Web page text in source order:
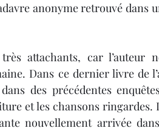
anonyme retrouvé dans
attachants, car l’auteur
Dans ce dernier livre de
des précédentes
et les chansons ringardes.
nouvellement arrivée